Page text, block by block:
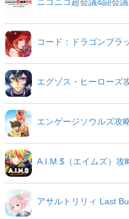
コード：ドラゴンブラ
エグゾス・ヒーローズ
エンゲージソウルズ攻
A.I.M.$（エイムズ）攻
アサルトリリィ Last